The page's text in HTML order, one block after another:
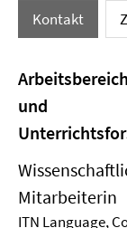
Kontakt
und
Mitarbeiterin
ITN Language,